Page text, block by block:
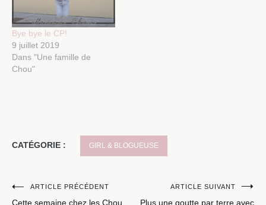
Bye bye le CP!
9 juillet 2019
Dans "Une famille de
Chou"
CATÉGORIE : GIRL & BLOGUEUSE
Navigation
ARTICLE PRÉCÉDENT
Cette semaine chez les Chou
ARTICLE SUIVANT
Plus une goutte par terre avec